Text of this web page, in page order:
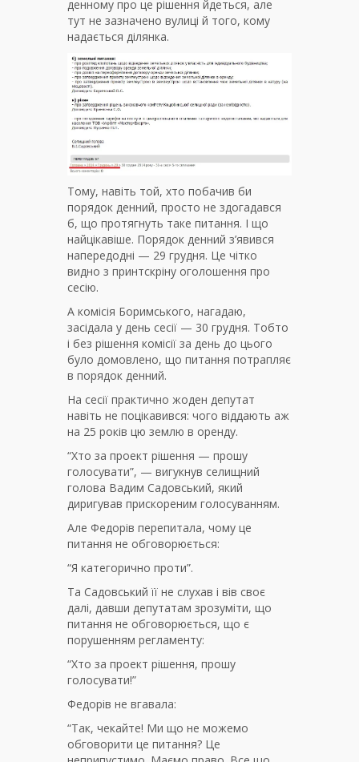
денному про це рішення йдеться, але
тут не зазначено вулиці й того, кому
надається ділянка.
Тому, навіть той, хто побачив би
порядок денний, просто не здогадався
б, що протягнуть таке питання. І що
найцікавіше. Порядок денний з’явився
напередодні — 29 грудня. Це чітко
видно з принтскріну оголошення про
сесію.
А комісія Боримського, нагадаю,
засідала у день сесії — 30 грудня. Тобто
і без рішення комісії за день до цього
було домовлено, що питання потрапляє
в порядок денний.
На сесії практично жоден депутат
навіть не поцікавився: чого віддають аж
на 25 років цю землю в оренду.
“Хто за проект рішення — прошу
голосувати”, — вигукнув селищний
голова Вадим Садовський, який
диригував прискореним голосуванням.
Але Федорів перепитала, чому це
питання не обговорюється:
“Я категорично проти”.
Та Садовський її не слухав і вів своє
далі, давши депутатам зрозуміти, що
питання не обговорюється, що є
порушенням регламенту:
“Хто за проект рішення, прошу
голосувати!”
Федорів не вгавала:
“Так, чекайте! Ми що не можемо
обговорити це питання? Це